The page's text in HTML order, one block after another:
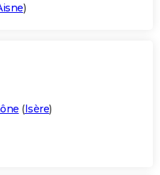
)
(Isère)